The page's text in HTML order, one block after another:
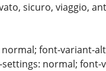
sicuro, viaggio,
font-variant-
normal; font-